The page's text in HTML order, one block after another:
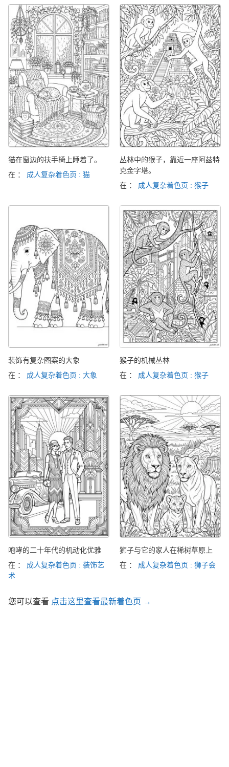
猫在窗边的扶手椅上睡着了。
在 ： 成人复杂着色页 : 猫
丛林中的猴子，靠近一座阿兹特
克金字塔。
在 ： 成人复杂着色页 : 猴子
装饰有复杂图案的大象
在 ： 成人复杂着色页 : 大象
猴子的机械丛林
在 ： 成人复杂着色页 : 猴子
咆哮的二十年代的机动化优雅
在 ： 成人复杂着色页 : 装饰艺
术
狮子与它的家人在稀树草原上
在 ： 成人复杂着色页 : 狮子会
您可以查看 点击这里查看最新着色页 →